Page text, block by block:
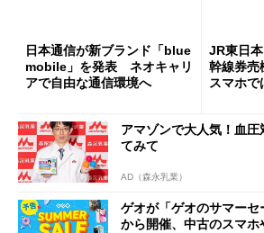
日本通信が新ブランド「blue
mobile」を発表 ネオキャリ
アで自由な通信環境へ
JR東日
幹線券売
スマホで
アマゾンで大人気！血
てみて
AD（森永乳業）
ゲオが「ゲオのサマーセ
から開催、中古のスマホ